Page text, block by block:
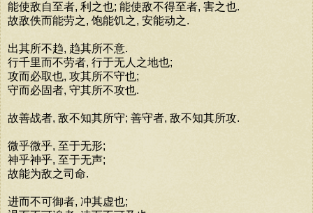
能使敌自至者, 利之也; 能使敌不得至者, 害之也.
故敌佚而能劳之, 饱能饥之, 安能动之.
出其所不趋, 趋其所不意.
行千里而不劳者, 行于无人之地也;
攻而必取也, 攻其所不守也;
守而必固者, 守其所不攻也.
故善战者, 敌不知其所守; 善守者, 敌不知其所攻.
微乎微乎, 至于无形;
神乎神乎, 至于无声;
故能为敌之司命.
进而不可御者, 冲其虚也;